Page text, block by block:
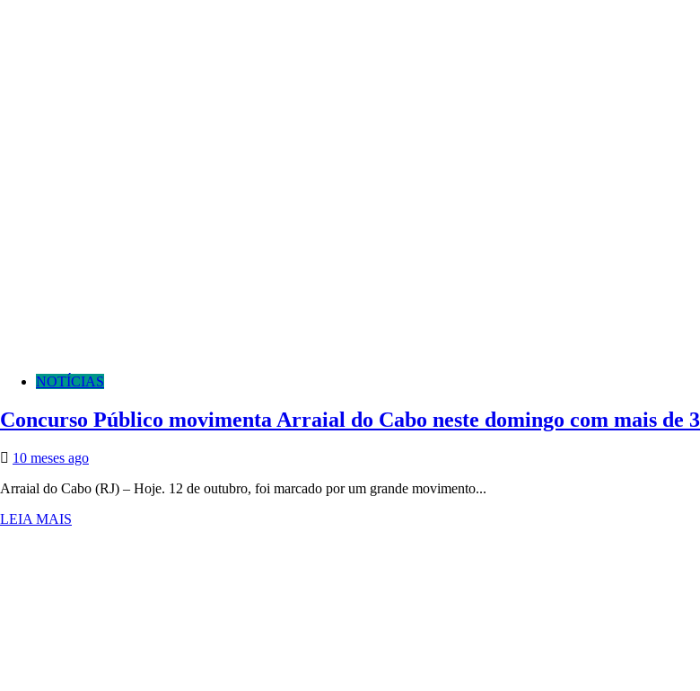
NOTÍCIAS
Concurso Público movimenta Arraial do Cabo neste domingo com mais de
10 meses ago
Arraial do Cabo (RJ) – Hoje. 12 de outubro, foi marcado por um grande movimento...
LEIA MAIS